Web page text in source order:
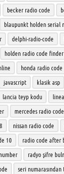
becker radio code
blaupunkt holden serial
delphi-radio-code
holden radio code finder
honda radio code
javascript klasik asp
lancia teyp kodu linea
mercedes radio code
nissan radio code
10
radio code after
radyo şifre
seri